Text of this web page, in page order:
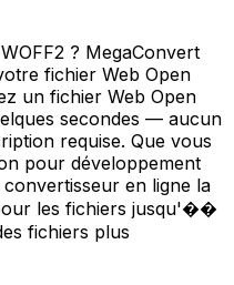
? MegaConvert
fichier Web Open
un fichier Web Open
secondes — aucun
requise. Que vous
pour développement
en ligne la
les fichiers jusqu'��
fichiers plus